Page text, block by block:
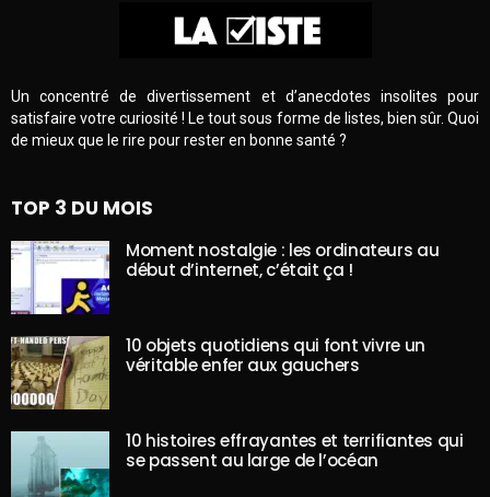
Un concentré de divertissement et d’anecdotes insolites pour
satisfaire votre curiosité ! Le tout sous forme de listes, bien sûr. Quoi
de mieux que le rire pour rester en bonne santé ?
TOP 3 DU MOIS
Moment nostalgie : les ordinateurs au
début d’internet, c’était ça !
10 objets quotidiens qui font vivre un
véritable enfer aux gauchers
10 histoires effrayantes et terrifiantes qui
se passent au large de l’océan